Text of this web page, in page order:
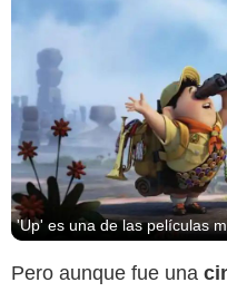
'Up' es una de las películas
Pero aunque fue una